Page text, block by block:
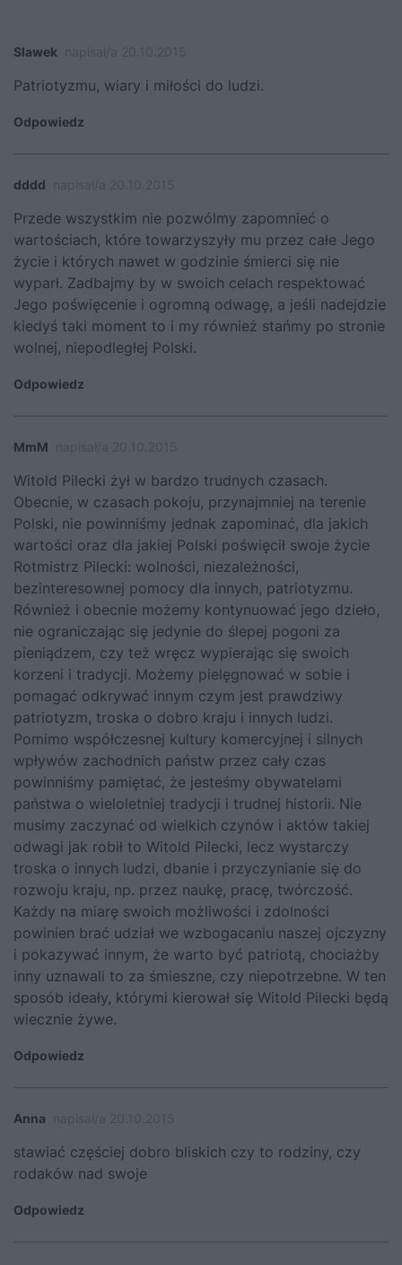
Slawek
Patriotyzmu, wiary i miłości do ludzi.
Odpowiedz
dddd
Przede wszystkim nie pozwólmy zapomnieć o
wartościach, które towarzyszyły mu przez całe Jego
życie i których nawet w godzinie śmierci się nie
wyparł. Zadbajmy by w swoich celach respektować
Jego poświęcenie i ogromną odwagę, a jeśli nadejdzie
kiedyś taki moment to i my również stańmy po stronie
wolnej, niepodległej Polski.
Odpowiedz
MmM
Witold Pilecki żył w bardzo trudnych czasach.
Obecnie, w czasach pokoju, przynajmniej na terenie
Polski, nie powinniśmy jednak zapominać, dla jakich
wartości oraz dla jakiej Polski poświęcił swoje życie
Rotmistrz Pilecki: wolności, niezależności,
bezinteresownej pomocy dla innych, patriotyzmu.
Również i obecnie możemy kontynuować jego dzieło,
nie ograniczając się jedynie do ślepej pogoni za
pieniądzem, czy też wręcz wypierając się swoich
korzeni i tradycji. Możemy pielęgnować w sobie i
pomagać odkrywać innym czym jest prawdziwy
patriotyzm, troska o dobro kraju i innych ludzi.
Pomimo współczesnej kultury komercyjnej i silnych
wpływów zachodnich państw przez cały czas
powinniśmy pamiętać, że jesteśmy obywatelami
państwa o wieloletniej tradycji i trudnej historii. Nie
musimy zaczynać od wielkich czynów i aktów takiej
odwagi jak robił to Witold Pilecki, lecz wystarczy
troska o innych ludzi, dbanie i przyczynianie się do
rozwoju kraju, np. przez naukę, pracę, twórczość.
Każdy na miarę swoich możliwości i zdolności
powinien brać udział we wzbogacaniu naszej ojczyzny
i pokazywać innym, że warto być patriotą, chociażby
inny uznawali to za śmieszne, czy niepotrzebne. W ten
sposób ideały, którymi kierował się Witold Pilecki będą
wiecznie żywe.
Odpowiedz
Anna
stawiać częściej dobro bliskich czy to rodziny, czy
rodaków nad swoje
Odpowiedz